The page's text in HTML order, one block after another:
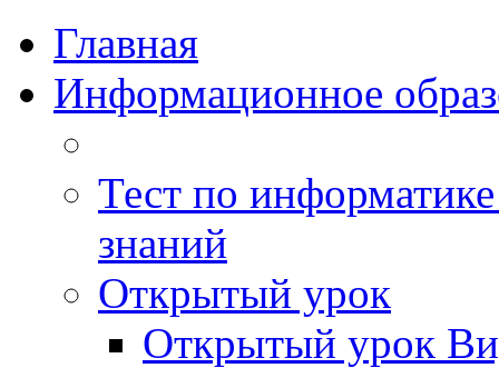
Главная
Информационное
Тест по
знаний
Открытый урок
Открытый урок